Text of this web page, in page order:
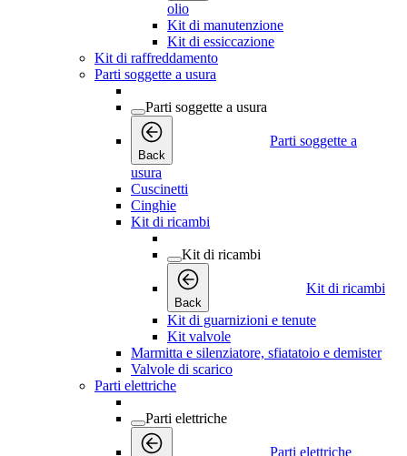
olio
Kit di manutenzione
Kit di essiccazione
Kit di raffreddamento
Parti soggette a usura
Parti soggette a usura
Back
Parti soggette a
usura
Cuscinetti
Cinghie
Kit di ricambi
Kit di ricambi
Back
Kit di ricambi
Kit di guarnizioni e tenute
Kit valvole
Marmitta e silenziatore, sfiatatoio e demister
Valvole di scarico
Parti elettriche
Parti elettriche
Parti elettriche